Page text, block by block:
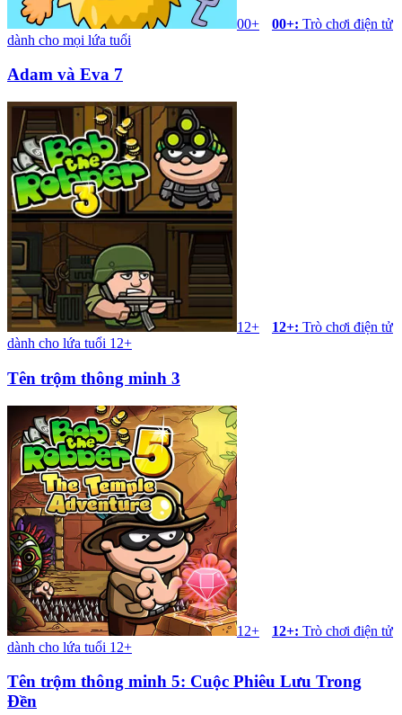
00+ 00+: Trò chơi điện tử
dành cho mọi lứa tuổi
Adam và Eva 7
12+ 12+: Trò chơi điện tử
dành cho lứa tuổi 12+
Tên trộm thông minh 3
12+ 12+: Trò chơi điện tử
dành cho lứa tuổi 12+
Tên trộm thông minh 5: Cuộc Phiêu Lưu Trong
Đền